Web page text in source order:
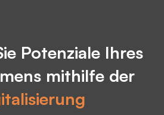
Potenziale Ihres
mithilfe der